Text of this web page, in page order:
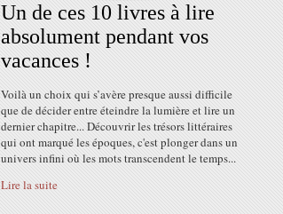
Un de ces 10 livres à lire
absolument pendant vos
vacances !
Voilà un choix qui s’avère presque aussi difficile
que de décider entre éteindre la lumière et lire un
dernier chapitre... Découvrir les trésors littéraires
qui ont marqué les époques, c'est plonger dans un
univers infini où les mots transcendent le temps...
Lire la suite